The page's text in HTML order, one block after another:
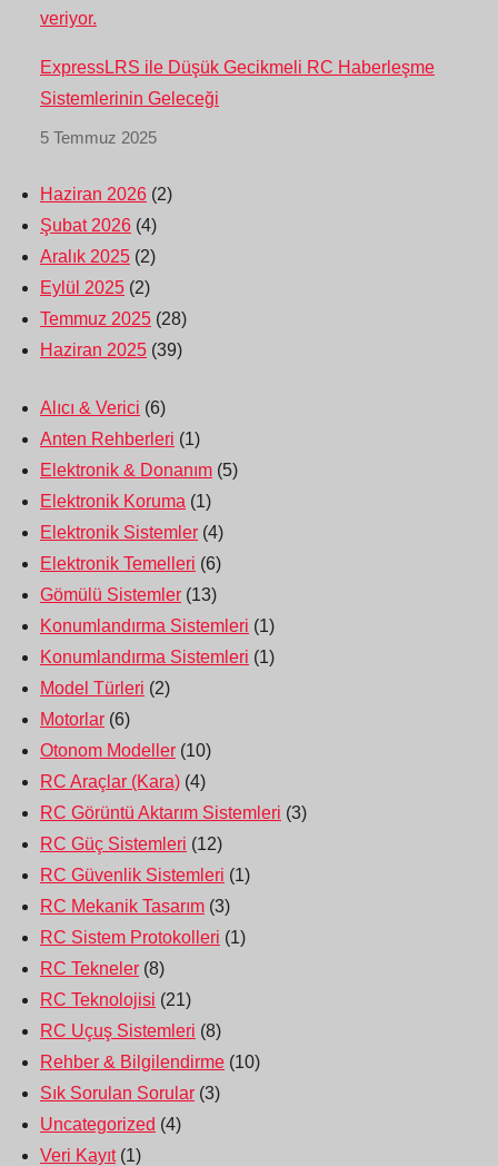
ExpressLRS ile Düşük Gecikmeli RC Haberleşme
Sistemlerinin Geleceği
5 Temmuz 2025
Haziran 2026 (2)
Şubat 2026 (4)
Aralık 2025 (2)
Eylül 2025 (2)
Temmuz 2025 (28)
Haziran 2025 (39)
Alıcı & Verici (6)
Anten Rehberleri (1)
Elektronik & Donanım (5)
Elektronik Koruma (1)
Elektronik Sistemler (4)
Elektronik Temelleri (6)
Gömülü Sistemler (13)
Konumlandırma Sistemleri (1)
Konumlandırma Sistemleri (1)
Model Türleri (2)
Motorlar (6)
Otonom Modeller (10)
RC Araçlar (Kara) (4)
RC Görüntü Aktarım Sistemleri (3)
RC Güç Sistemleri (12)
RC Güvenlik Sistemleri (1)
RC Mekanik Tasarım (3)
RC Sistem Protokolleri (1)
RC Tekneler (8)
RC Teknolojisi (21)
RC Uçuş Sistemleri (8)
Rehber & Bilgilendirme (10)
Sık Sorulan Sorular (3)
Uncategorized (4)
Veri Kayıt(1)